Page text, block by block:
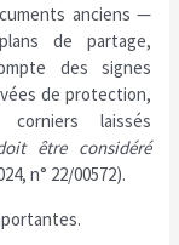
anciens —
de partage,
des signes
de protection,
laissés
être considéré
n° 22/00572).